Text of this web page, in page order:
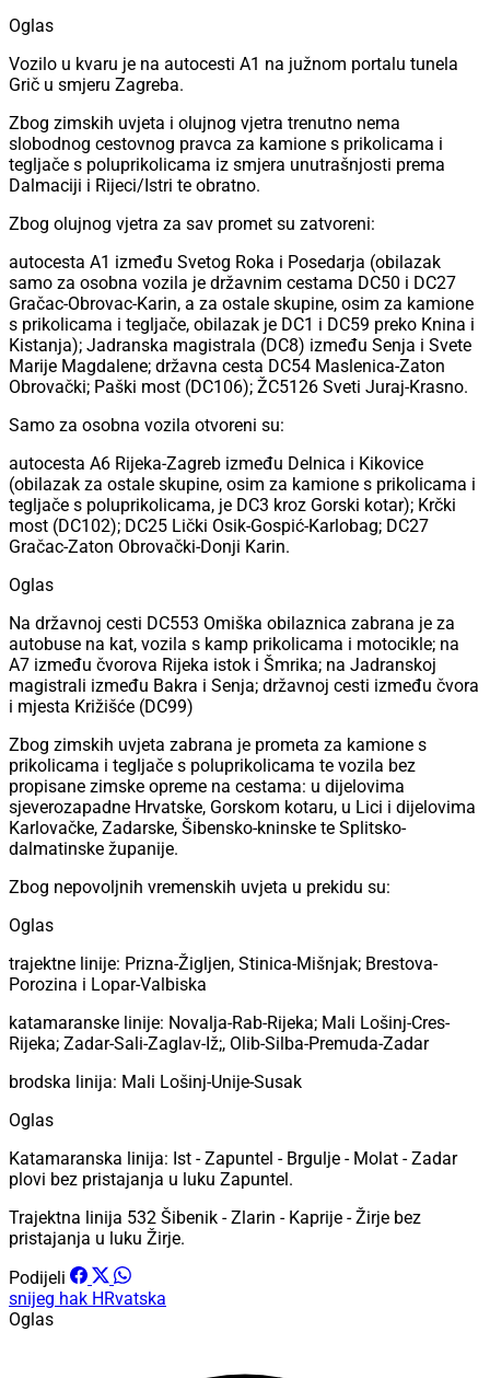
Oglas
Vozilo u kvaru je na autocesti A1 na južnom portalu tunela
Grič u smjeru Zagreba.
Zbog zimskih uvjeta i olujnog vjetra trenutno nema
slobodnog cestovnog pravca za kamione s prikolicama i
tegljače s poluprikolicama iz smjera unutrašnjosti prema
Dalmaciji i Rijeci/Istri te obratno.
Zbog olujnog vjetra za sav promet su zatvoreni:
autocesta A1 između Svetog Roka i Posedarja (obilazak
samo za osobna vozila je državnim cestama DC50 i DC27
Gračac-Obrovac-Karin, a za ostale skupine, osim za kamione
s prikolicama i tegljače, obilazak je DC1 i DC59 preko Knina i
Kistanja); Jadranska magistrala (DC8) između Senja i Svete
Marije Magdalene; državna cesta DC54 Maslenica-Zaton
Obrovački; Paški most (DC106); ŽC5126 Sveti Juraj-Krasno.
Samo za osobna vozila otvoreni su:
autocesta A6 Rijeka-Zagreb između Delnica i Kikovice
(obilazak za ostale skupine, osim za kamione s prikolicama i
tegljače s poluprikolicama, je DC3 kroz Gorski kotar); Krčki
most (DC102); DC25 Lički Osik-Gospić-Karlobag; DC27
Gračac-Zaton Obrovački-Donji Karin.
Oglas
Na državnoj cesti DC553 Omiška obilaznica zabrana je za
autobuse na kat, vozila s kamp prikolicama i motocikle; na
A7 između čvorova Rijeka istok i Šmrika; na Jadranskoj
magistrali između Bakra i Senja; državnoj cesti između čvora
i mjesta Križišće (DC99)
Zbog zimskih uvjeta zabrana je prometa za kamione s
prikolicama i tegljače s poluprikolicama te vozila bez
propisane zimske opreme na cestama: u dijelovima
sjeverozapadne Hrvatske, Gorskom kotaru, u Lici i dijelovima
Karlovačke, Zadarske, Šibensko-kninske te Splitsko-
dalmatinske županije.
Zbog nepovoljnih vremenskih uvjeta u prekidu su:
Oglas
trajektne linije: Prizna-Žigljen, Stinica-Mišnjak; Brestova-
Porozina i Lopar-Valbiska
katamaranske linije: Novalja-Rab-Rijeka; Mali Lošinj-Cres-
Rijeka ; Zadar-Sali-Zaglav-Iž ;, Olib-Silba-Premuda-Zadar
brodska linija: Mali Lošinj-Unije-Susak
Oglas
Katamaranska linija: Ist - Zapuntel - Brgulje - Molat - Zadar
plovi bez pristajanja u luku Zapuntel.
Trajektna linija 532 Šibenik - Zlarin - Kaprije - Žirje bez
pristajanja u luku Žirje.
Podijeli
snijeg hak HRvatska
Oglas